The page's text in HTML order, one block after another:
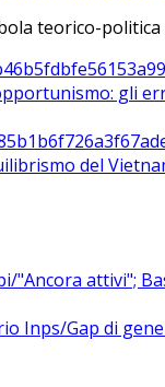
teorico-
gli
del
"Ancora attivi";
Inps/Gap di